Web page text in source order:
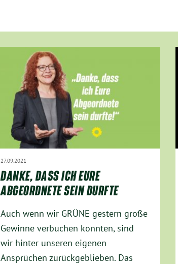
27.09.2021
DANKE, DASS ICH EURE
ABGEORDNETE SEIN DURFTE
Auch wenn wir GRÜNE gestern große
Gewinne verbuchen konnten, sind
wir hinter unseren eigenen
Ansprüchen zurückgeblieben. Das